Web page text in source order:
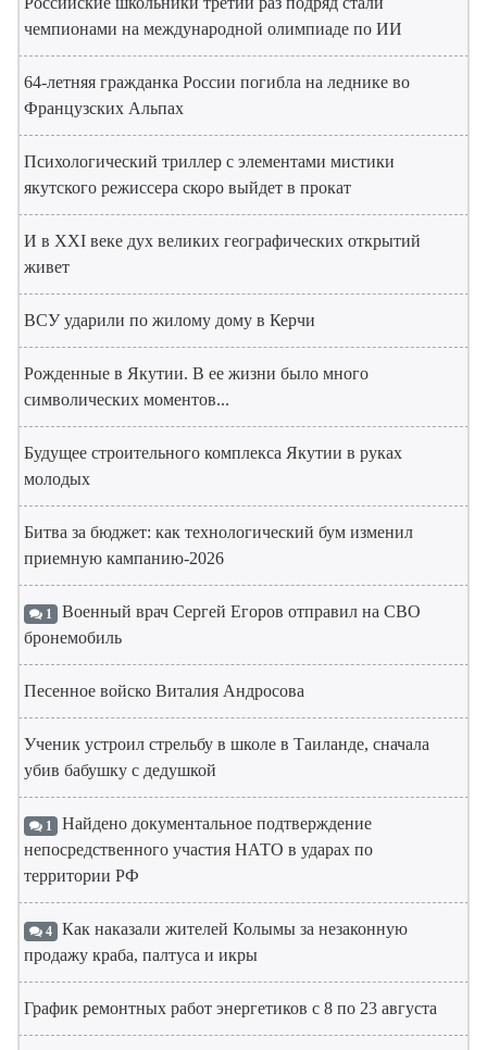
чемпионами на международной олимпиаде по ИИ
64-летняя гражданка России погибла на леднике во
Французских Альпах
Психологический триллер с элементами мистики
якутского режиссера скоро выйдет в прокат
И в XXI веке дух великих географических открытий
живет
ВСУ ударили по жилому дому в Керчи
Рожденные в Якутии. В ее жизни было много
символических моментов...
Будущее строительного комплекса Якутии в руках
молодых
Битва за бюджет: как технологический бум изменил
приемную кампанию-2026
1 Военный врач Сергей Егоров отправил на СВО
бронемобиль
Песенное войско Виталия Андросова
Ученик устроил стрельбу в школе в Таиланде, сначала
убив бабушку с дедушкой
1 Найдено документальное подтверждение
непосредственного участия НАТО в ударах по
территории РФ
4 Как наказали жителей Колымы за незаконную
продажу краба, палтуса и икры
График ремонтных работ энергетиков с 8 по 23 августа